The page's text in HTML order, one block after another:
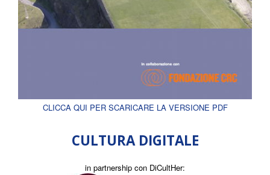
CLICCA QUI PER SCARICARE LA VERSIONE PDF
CULTURA DIGITALE
in partnership con DiCultHer: